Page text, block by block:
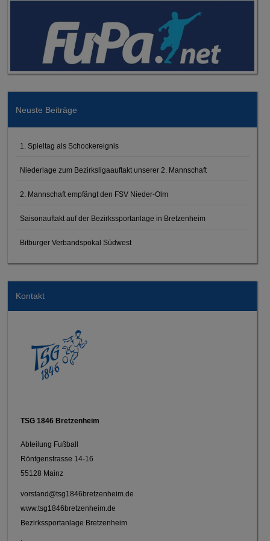
Neuste Beiträge
1. Spieltag als Schockereignis
Niederlage zum Bezirksligaauftakt unserer 2. Mannschaft
2. Mannschaft empfängt den FSV Nieder-Olm
Saisonauftakt auf der Bezirkssportanlage in Bretzenheim
Bitburger Verbandspokal Südwest
Kontakt
TSG 1846 Bretzenheim
Abteilung Fußball
Röntgenstrasse 14-16
55128 Mainz
vorstand@tsg1846bretzenheim.de
www.tsg1846bretzenheim.de
Bezirkssportanlage Bretzenheim